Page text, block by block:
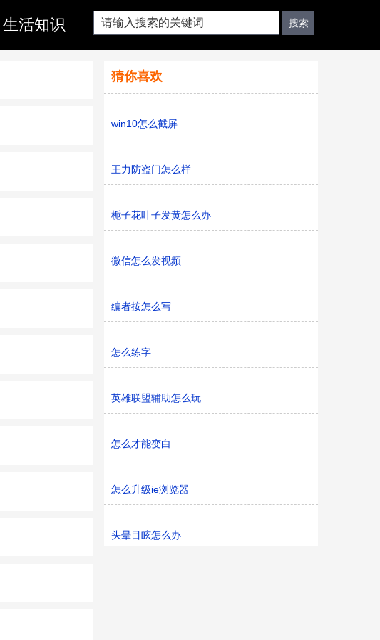
生活知识
猜你喜欢
win10怎么截屏
王力防盗门怎么样
栀子花叶子发黄怎么办
微信怎么发视频
编者按怎么写
怎么练字
英雄联盟辅助怎么玩
怎么才能变白
怎么升级ie浏览器
头晕目眩怎么办